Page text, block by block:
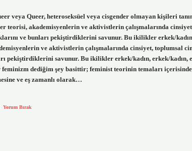
veya Queer, heteroseksüel veya cisgender olmayan kişileri
teorisi, akademisyenlerin ve aktivistlerin çalışmalarında
ve bunları pekiştirdiklerini savunur. Bu ikilikler erkek/
ve aktivistlerin çalışmalarında cinsiyet, toplumsal
pekiştirdiklerini savunur. Bu ikilikler erkek/kadın, erkek/
dediğim şey basittir; feminist teorinin temaları
ve eş zamanlı olarak…
Yorum Bırak